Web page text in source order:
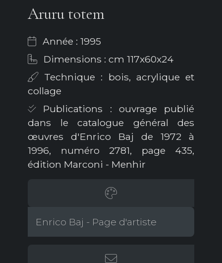
Aruru totem
Année : 1995
Dimensions : cm 117x60x24
Technique : bois, acrylique et
collage
Publications : ouvrage publié
dans le catalogue général des
œuvres d'Enrico Baj de 1972 à
1996, numéro 2781, page 435,
édition Marconi - Menhir
Enrico Baj - Page d'artiste